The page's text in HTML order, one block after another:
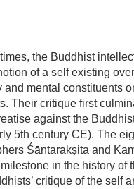
the Buddhist
of a self existing
and mental constituents
Their critique first
against the
5th century CE). The
Śāntarakṣita and
in the history of
critique of the self